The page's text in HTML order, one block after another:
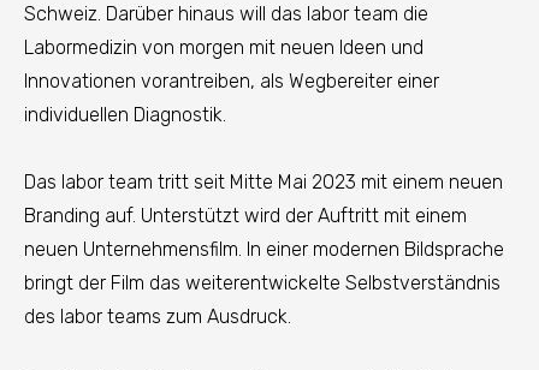
Schweiz. Darüber hinaus will das labor team die
Labormedizin von morgen mit neuen Ideen und
Innovationen vorantreiben, als Wegbereiter einer
individuellen Diagnostik.
Das labor team tritt seit Mitte Mai 2023 mit einem neuen
Branding auf. Unterstützt wird der Auftritt mit einem
neuen Unternehmensfilm. In einer modernen Bildsprache
bringt der Film das weiterentwickelte Selbstverständnis
des labor teams zum Ausdruck.